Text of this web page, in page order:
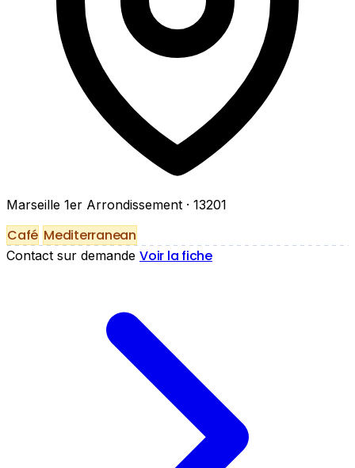
Marseille 1er Arrondissement · 13201
Café Mediterranean
Contact sur demande Voir la fiche